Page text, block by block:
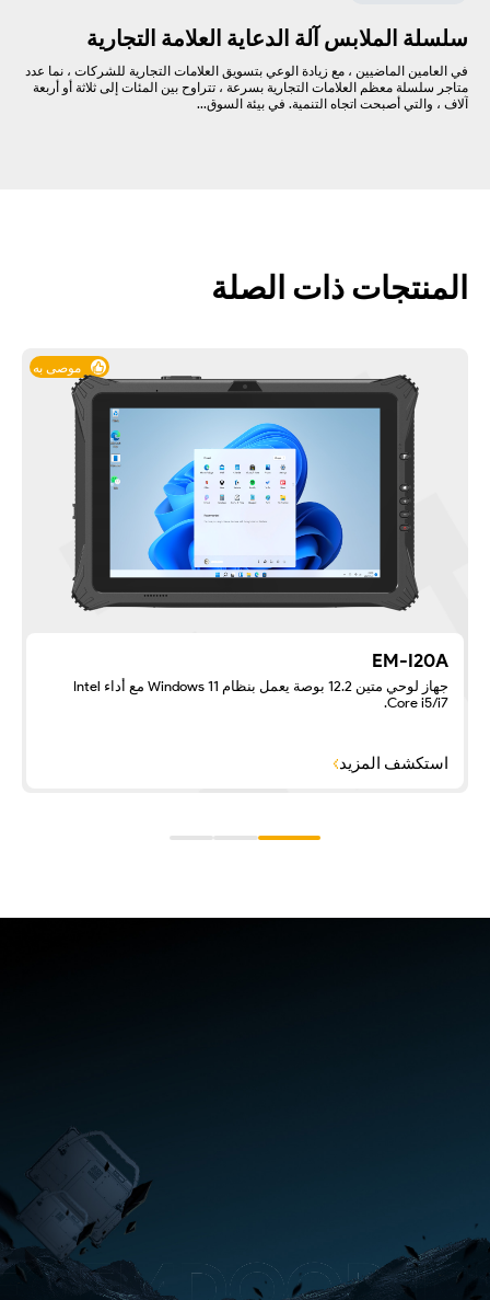
سلسلة الملابس آلة الدعاية العلامة التجارية
في العامين الماضيين ، مع زيادة الوعي بتسويق العلامات التجارية للشركات ، نما عدد
متاجر سلسلة معظم العلامات التجارية بسرعة ، تتراوح بين المئات إلى ثلاثة أو أربعة
آلاف ، والتي أصبحت اتجاه التنمية. في بيئة السوق...
المنتجات ذات الصلة
موصى به
EM-I20A
جهاز لوحي متين 12.2 بوصة يعمل بنظام Windows 11 مع أداء Intel
Core i5/i7.
استكشف المزيد